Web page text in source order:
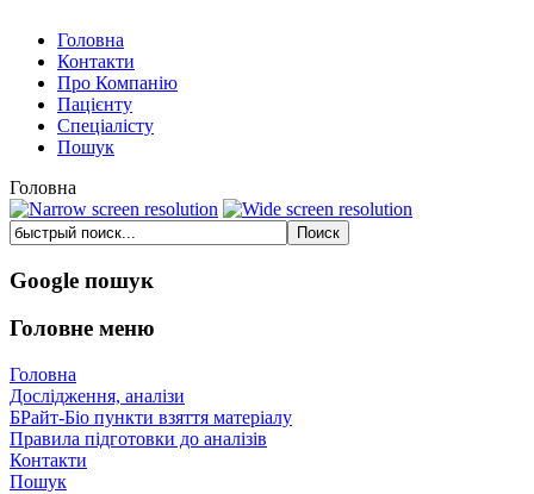
Головна
Контакти
Про Компанію
Пацієнту
Спеціалісту
Пошук
Головна
Google пошук
Головне меню
Головна
Дослідження, аналізи
БРайт-Біо пункти взяття матеріалу
Правила підготовки до аналізів
Контакти
Пошук